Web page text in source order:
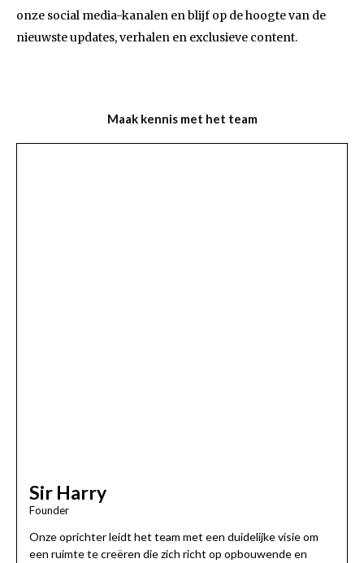
onze social media-kanalen en blijf op de hoogte van de
nieuwste updates, verhalen en exclusieve content.
Maak kennis met het team
Sir Harry
Founder
Onze oprichter leidt het team met een duidelijke visie om
een ruimte te creëren die zich richt op opbouwende en